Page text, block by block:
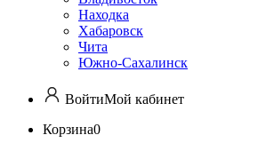
Находка
Хабаровск
Чита
Южно-Сахалинск
ВойтиМой кабинет
Корзина0